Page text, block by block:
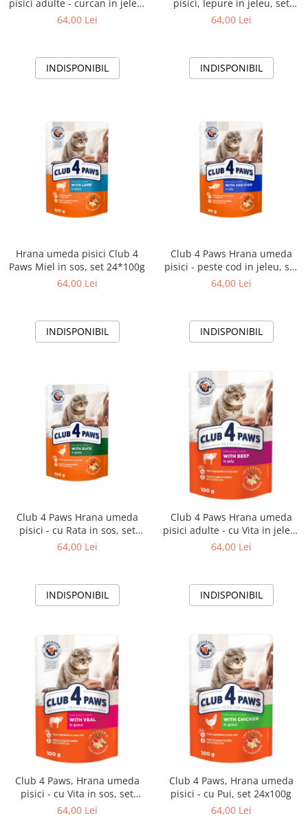
pisici adulte - curcan in jeleu,
set 24x100g
64,00 Lei
INDISPONIBIL
pisici, Iepure in jeleu, set
24x100g
64,00 Lei
INDISPONIBIL
Hrana umeda pisici Club 4
Paws Miel in sos, set 24*100g
64,00 Lei
INDISPONIBIL
Club 4 Paws Hrana umeda
pisici - peste cod in jeleu, set
24*100g
64,00 Lei
INDISPONIBIL
Club 4 Paws Hrana umeda
pisici - cu Rata in sos, set
24*100g
64,00 Lei
INDISPONIBIL
Club 4 Paws Hrana umeda
pisici adulte - cu Vita in jeleu,
set 24*100g
64,00 Lei
INDISPONIBIL
Club 4 Paws, Hrana umeda
pisici - cu Vita in sos, set
24x100g
64,00 Lei
Club 4 Paws, Hrana umeda
pisici - cu Pui, set 24x100g
64,00 Lei